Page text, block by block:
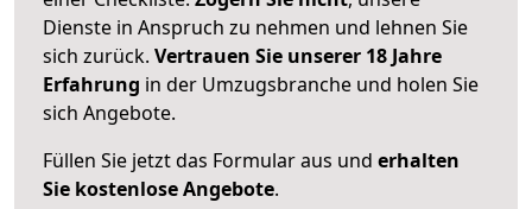
Dienste in Anspruch zu nehmen und lehnen Sie
sich zurück. Vertrauen Sie unserer 18 Jahre
Erfahrung in der Umzugsbranche und holen Sie
sich Angebote.
Füllen Sie jetzt das Formular aus und erhalten
Sie kostenlose Angebote.